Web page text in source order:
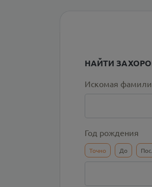
НАЙТИ
Искомая
Год рождения
Точно До